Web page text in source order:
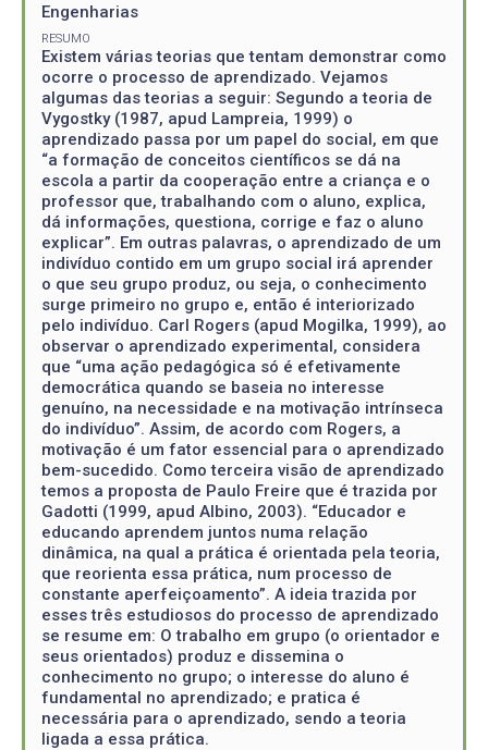
Engenharias
RESUMO
Existem várias teorias que tentam demonstrar como
ocorre o processo de aprendizado. Vejamos
algumas das teorias a seguir: Segundo a teoria de
Vygostky (1987, apud Lampreia, 1999) o
aprendizado passa por um papel do social, em que
“a formação de conceitos científicos se dá na
escola a partir da cooperação entre a criança e o
professor que, trabalhando com o aluno, explica,
dá informações, questiona, corrige e faz o aluno
explicar”. Em outras palavras, o aprendizado de um
indivíduo contido em um grupo social irá aprender
o que seu grupo produz, ou seja, o conhecimento
surge primeiro no grupo e, então é interiorizado
pelo indivíduo. Carl Rogers (apud Mogilka, 1999), ao
observar o aprendizado experimental, considera
que “uma ação pedagógica só é efetivamente
democrática quando se baseia no interesse
genuíno, na necessidade e na motivação intrínseca
do indivíduo”. Assim, de acordo com Rogers, a
motivação é um fator essencial para o aprendizado
bem-sucedido. Como terceira visão de aprendizado
temos a proposta de Paulo Freire que é trazida por
Gadotti (1999, apud Albino, 2003). “Educador e
educando aprendem juntos numa relação
dinâmica, na qual a prática é orientada pela teoria,
que reorienta essa prática, num processo de
constante aperfeiçoamento”. A ideia trazida por
esses três estudiosos do processo de aprendizado
se resume em: O trabalho em grupo (o orientador e
seus orientados) produz e dissemina o
conhecimento no grupo; o interesse do aluno é
fundamental no aprendizado; e pratica é
necessária para o aprendizado, sendo a teoria
ligada a essa prática.